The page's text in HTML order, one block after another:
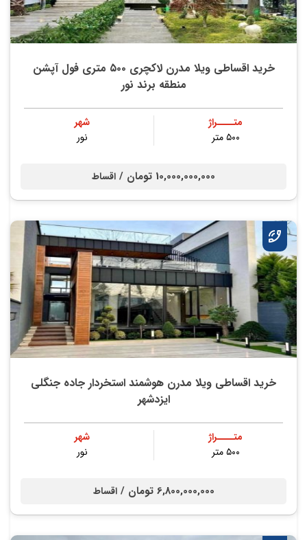
خرید اقساطی ویلا مدرن لاکچری ۵۰۰ متری فول آپشن
منطقه برند نور
متــــراژ
۵۰۰ متر
شهر
نور
10,000,000,000 تومان / اقساط
خرید اقساطی ویلا مدرن هوشمند استخردار جاده جنگلی
ایزدشهر
متــــراژ
۵۰۰ متر
شهر
نور
6,800,000,000 تومان / اقساط